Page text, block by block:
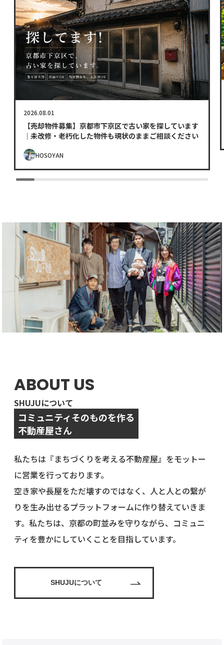
2026.08.01
【売却物件募集】京都市下京区で古い家を探しています
｜未改修・老朽化した物件も現状のままご相談ください
HOSOYAN
ABOUT US
SHUJUについて
コミュニティそのものを作る
不動産屋さん
私たちは『まちづくりを考える不動産屋』をモットー
に営業を行っております。
空き家や長屋をただ壊すのではなく、人と人との繋が
りを生み出せるプラットフォームに作り替えていきま
す。私たちは、京都の町並みを守りながら、コミュニ
ティを豊かにしていくことを目指しています。
SHUJUについて